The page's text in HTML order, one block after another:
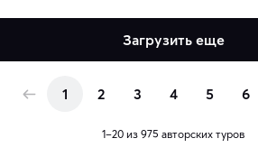
Загрузить еще
1 2 3 4 5 6
1–20 из 975 авторских туров